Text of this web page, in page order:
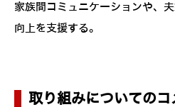
家族間コミュニケーションや、
向上を支援する。
取り組みについてのコ